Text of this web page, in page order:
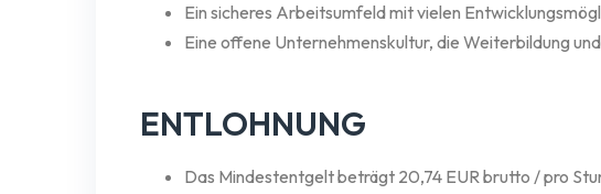
Ein sicheres Arbeitsumfeld mit vielen
Eine offene Unternehmenskultur, die Weiterbildung
ENTLOHNUNG
Das Mindestentgelt beträgt 20,74 EUR brutto / pro